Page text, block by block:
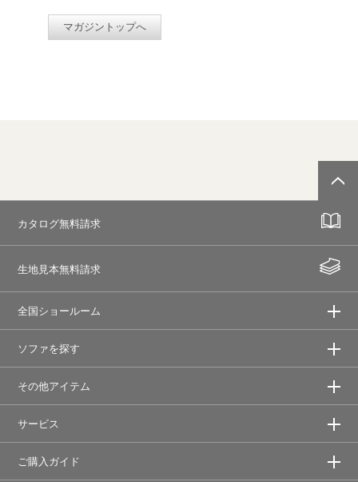
マガジントップへ
カタログ無料請求
生地見本無料請求
全国ショールーム
ソファを探す
その他アイテム
サービス
ご購入ガイド